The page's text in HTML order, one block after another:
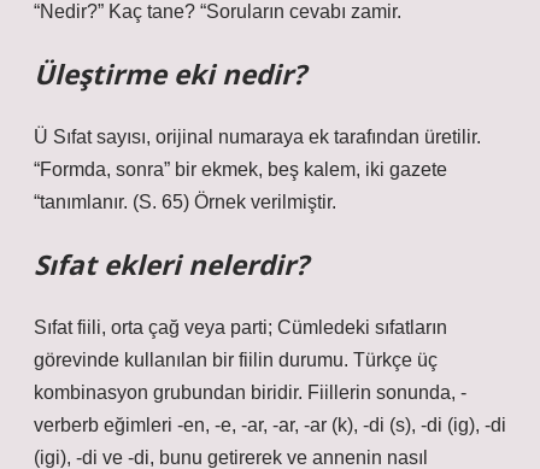
“Nedir?” Kaç tane? “Soruların cevabı zamir.
Üleştirme eki nedir?
Ü Sıfat sayısı, orijinal numaraya ek tarafından üretilir.
“Formda, sonra” bir ekmek, beş kalem, iki gazete
“tanımlanır. (S. 65) Örnek verilmiştir.
Sıfat ekleri nelerdir?
Sıfat fiili, orta çağ veya parti; Cümledeki sıfatların
görevinde kullanılan bir fiilin durumu. Türkçe üç
kombinasyon grubundan biridir. Fiillerin sonunda, -
verberb eğimleri -en, -e, -ar, -ar, -ar (k), -di (s), -di (ig), -di
(igi), -di ve -di, bunu getirerek ve annenin nasıl